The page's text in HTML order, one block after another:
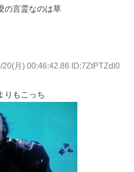
の言霊なのは草
20(月) 00:46:42.86 ID:7ZtPTZdI0
りもこっち